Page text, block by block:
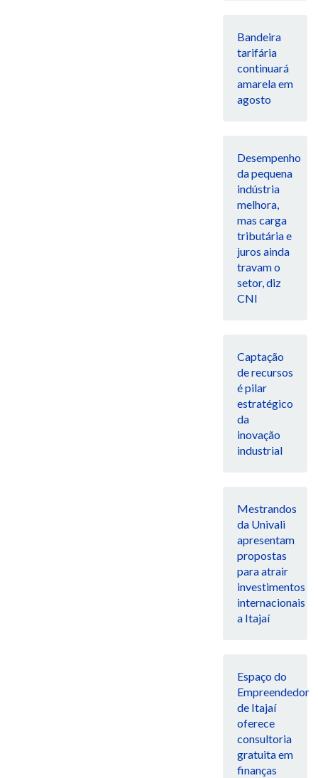
Bandeira
tarifária
continuará
amarela em
agosto
Desempenho
da pequena
indústria
melhora,
mas carga
tributária e
juros ainda
travam o
setor, diz
CNI
Captação
de recursos
é pilar
estratégico
da
inovação
industrial
Mestrandos
da Univali
apresentam
propostas
para atrair
investimentos
internacionais
a Itajaí
Espaço do
Empreendedor
de Itajaí
oferece
consultoria
gratuita em
finanças